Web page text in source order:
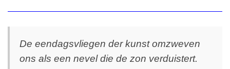
De eendagsvliegen der kunst omzweven
ons als een nevel die de zon verduistert.